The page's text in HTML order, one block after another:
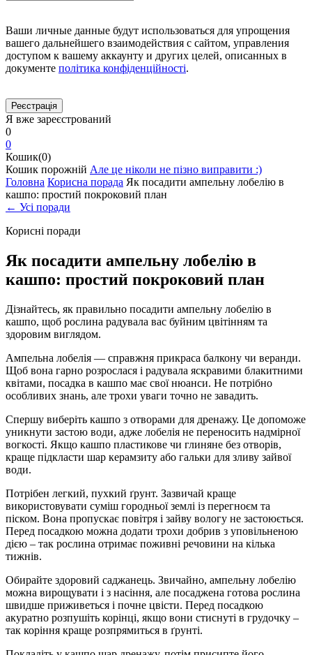
Ваши личные данные будут использоваться для упрощения
вашего дальнейшего взаимодействия с сайтом, управления
доступом к вашему аккаунту и других целей, описанных в
документе політика конфіденційності.
Я вже зареєстрований
0
0
Кошик(0)
Кошик порожній Але це ніколи не пізно виправити :)
Головна Корисна порада Як посадити ампельну лобелію в
кашпо: простий покроковий план
← Усі поради
Корисні поради
Як посадити ампельну лобелію в
кашпо: простий покроковий план
Дізнайтесь, як правильно посадити ампельну лобелію в
кашпо, щоб рослина радувала вас буйним цвітінням та
здоровим виглядом.
Ампельна лобелія — справжня прикраса балкону чи веранди.
Щоб вона гарно розрослася і радувала яскравими блакитними
квітами, посадка в кашпо має свої нюанси. Не потрібно
особливих знань, але трохи уваги точно не завадить.
Спершу виберіть кашпо з отворами для дренажу. Це допоможе
уникнути застою води, адже лобелія не переносить надмірної
вогкості. Якщо кашпо пластикове чи глиняне без отворів,
краще підкласти шар керамзиту або гальки для зливу зайвої
води.
Потрібен легкий, пухкий ґрунт. Зазвичай краще
використовувати суміш городньої землі із перегноєм та
піском. Вона пропускає повітря і зайву вологу не застоюється.
Перед посадкою можна додати трохи добрив з уповільненою
дією – так рослина отримає поживні речовини на кілька
тижнів.
Обирайте здоровий саджанець. Звичайно, ампельну лобелію
можна вирощувати і з насіння, але посаджена готова рослина
швидше приживеться і почне цвісти. Перед посадкою
акуратно розпушіть корінці, якщо вони стиснуті в грудочку –
так коріння краще розпрямиться в ґрунті.